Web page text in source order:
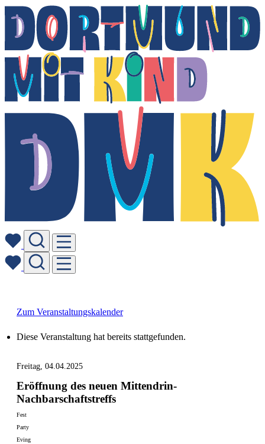
Zum Veranstaltungskalender
Diese Veranstaltung hat bereits stattgefunden.
Freitag, 04.04.2025
Eröffnung des neuen Mittendrin-
Nachbarschaftstreffs
Fest
Party
Eving